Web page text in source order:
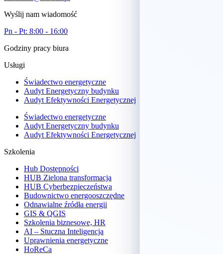
Wyślij nam wiadomość
Pn - Pt: 8:00 - 16:00
Godziny pracy biura
Usługi
Świadectwo energetyczne
Audyt Energetyczny budynku
Audyt Efektywności Energetycznej
Świadectwo energetyczne
Audyt Energetyczny budynku
Audyt Efektywności Energetycznej
Szkolenia
Hub Dostępności
HUB Zielona transformacja
HUB Cyberbezpieczeństwa
Budownictwo energooszczędne
Odnawialne źródła energii
GIS & QGIS
Szkolenia biznesowe, HR
AI – Stuczna Inteligencja
Uprawnienia energetyczne
HoReCa